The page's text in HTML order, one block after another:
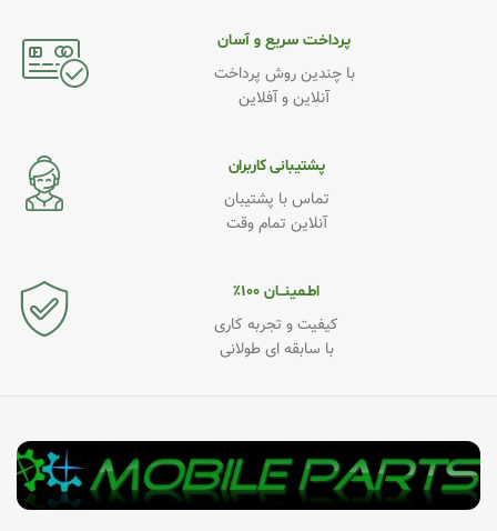
پرداخت سریع و آسان
با چندین روش پرداخت
آنلاین و آفلاین
پشتیبانی کاربران
تماس با پشتیبان
آنلاین تمام وقت
اطـمینــان ۱۰۰٪
کیفیت و تجربه کاری
با سابقه ای طولانی